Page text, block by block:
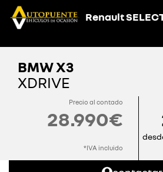
Renault
BMW X3
XDRIVE
Precio al contado
28.990€
*IVA incluido